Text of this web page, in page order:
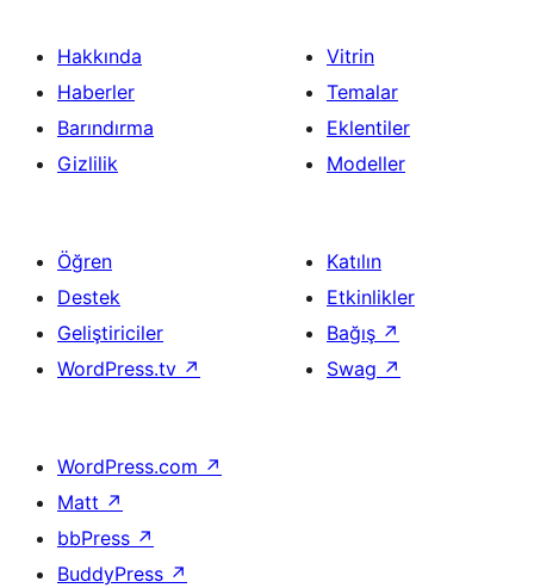
Hakkında
Haberler
Barındırma
Gizlilik
Vitrin
Temalar
Eklentiler
Modeller
Öğren
Destek
Geliştiriciler
WordPress.tv ↗
Katılın
Etkinlikler
Bağış ↗
Swag ↗
WordPress.com ↗
Matt ↗
bbPress ↗
BuddyPress ↗